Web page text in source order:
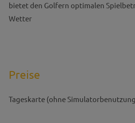
bietet den Golfern optimalen
Wetter
Preise
Tageskarte (ohne